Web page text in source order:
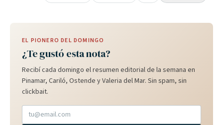
EL PIONERO DEL DOMINGO
¿Te gustó esta nota?
Recibí cada domingo el resumen editorial de la semana en
Pinamar, Cariló, Ostende y Valeria del Mar. Sin spam, sin
clickbait.